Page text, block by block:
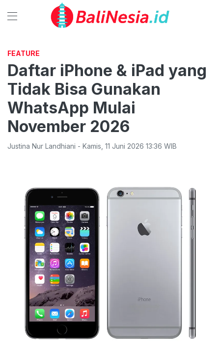
FEATURE
Daftar iPhone & iPad yang
Tidak Bisa Gunakan
WhatsApp Mulai
November 2026
Justina Nur Landhiani - Kamis 11 Juni 2026 13:36 WIB